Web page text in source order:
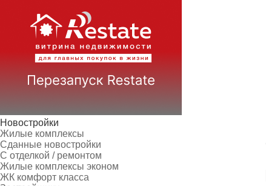
Новостройки
Жилые комплексы
Сданные новостройки
С отделкой / ремонтом
Жилые комплексы эконом
ЖК комфорт класса